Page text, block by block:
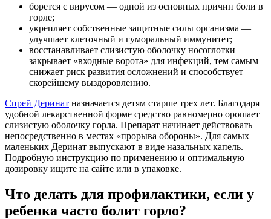
борется с вирусом — одной из основных причин боли в
горле;
укрепляет собственные защитные силы организма —
улучшает клеточный и гуморальный иммунитет;
восстанавливает слизистую оболочку носоглотки —
закрывает «входные ворота» для инфекций, тем самым
снижает риск развития осложнений и способствует
скорейшему выздоровлению.
Спрей Деринат назначается детям старше трех лет. Благодаря
удобной лекарственной форме средство равномерно орошает
слизистую оболочку горла. Препарат начинает действовать
непосредственно в местах «прорыва обороны». Для самых
маленьких Деринат выпускают в виде назальных капель.
Подробную инструкцию по применению и оптимальную
дозировку ищите на сайте или в упаковке.
Что делать для профилактики, если у
ребенка часто болит горло?